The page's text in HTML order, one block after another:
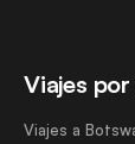
Viajes por
Viajes a